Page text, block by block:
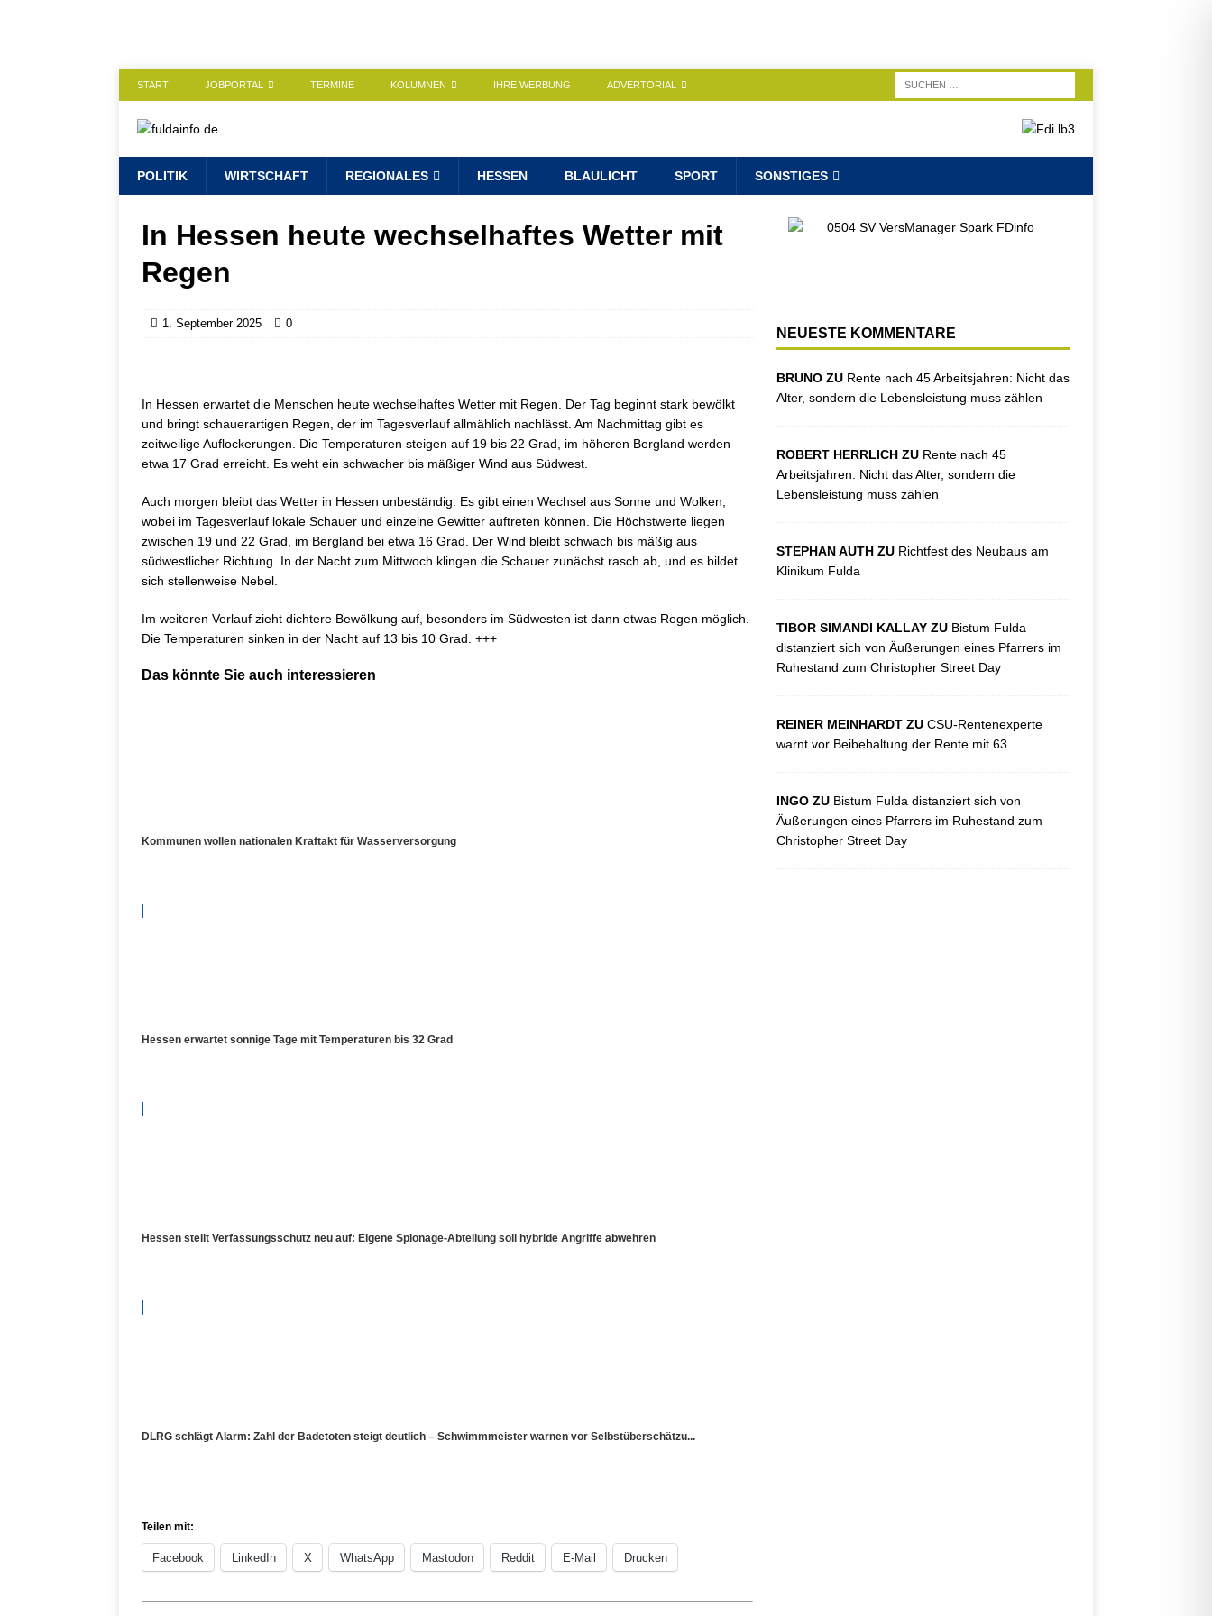
START JOBPORTAL TERMINE KOLUMNEN IHRE WERBUNG ADVERTORIAL
POLITIK WIRTSCHAFT REGIONALES HESSEN BLAULICHT SPORT SONSTIGES
In Hessen heute wechselhaftes Wetter mit
Regen
1. September 2025 0
In Hessen erwartet die Menschen heute wechselhaftes Wetter mit Regen. Der Tag beginnt stark bewölkt
und bringt schauerartigen Regen, der im Tagesverlauf allmählich nachlässt. Am Nachmittag gibt es
zeitweilige Auflockerungen. Die Temperaturen steigen auf 19 bis 22 Grad, im höheren Bergland werden
etwa 17 Grad erreicht. Es weht ein schwacher bis mäßiger Wind aus Südwest.
Auch morgen bleibt das Wetter in Hessen unbeständig. Es gibt einen Wechsel aus Sonne und Wolken,
wobei im Tagesverlauf lokale Schauer und einzelne Gewitter auftreten können. Die Höchstwerte liegen
zwischen 19 und 22 Grad, im Bergland bei etwa 16 Grad. Der Wind bleibt schwach bis mäßig aus
südwestlicher Richtung. In der Nacht zum Mittwoch klingen die Schauer zunächst rasch ab, und es bildet
sich stellenweise Nebel.
Im weiteren Verlauf zieht dichtere Bewölkung auf, besonders im Südwesten ist dann etwas Regen möglich.
Die Temperaturen sinken in der Nacht auf 13 bis 10 Grad. +++
Das könnte Sie auch interessieren
Kommunen wollen nationalen Kraftakt für Wasserversorgung
Hessen erwartet sonnige Tage mit Temperaturen bis 32 Grad
Hessen stellt Verfassungsschutz neu auf: Eigene Spionage-Abteilung soll hybride Angriffe abwehren
DLRG schlägt Alarm: Zahl der Badetoten steigt deutlich – Schwimmmeister warnen vor Selbstüberschätzu...
Teilen mit:
Facebook LinkedIn X WhatsApp Mastodon Reddit E-Mail Drucken
NEUESTE KOMMENTARE
BRUNO ZU Rente nach 45 Arbeitsjahren: Nicht das
Alter, sondern die Lebensleistung muss zählen
ROBERT HERRLICH ZU Rente nach 45
Arbeitsjahren: Nicht das Alter, sondern die
Lebensleistung muss zählen
STEPHAN AUTH ZU Richtfest des Neubaus am
Klinikum Fulda
TIBOR SIMANDI KALLAY ZU Bistum Fulda
distanziert sich von Äußerungen eines Pfarrers im
Ruhestand zum Christopher Street Day
REINER MEINHARDT ZU CSU-Rentenexperte
warnt vor Beibehaltung der Rente mit 63
INGO ZU Bistum Fulda distanziert sich von
Äußerungen eines Pfarrers im Ruhestand zum
Christopher Street Day